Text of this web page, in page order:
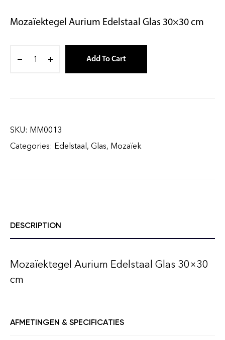
Mozaïektegel Aurium Edelstaal Glas 30×30 cm
Add To Cart
SKU: MM0013
Categories: Edelstaal , Glas, Mozaïek
DESCRIPTION
Mozaïektegel Aurium Edelstaal Glas 30×30
cm
AFMETINGEN & SPECIFICATIES